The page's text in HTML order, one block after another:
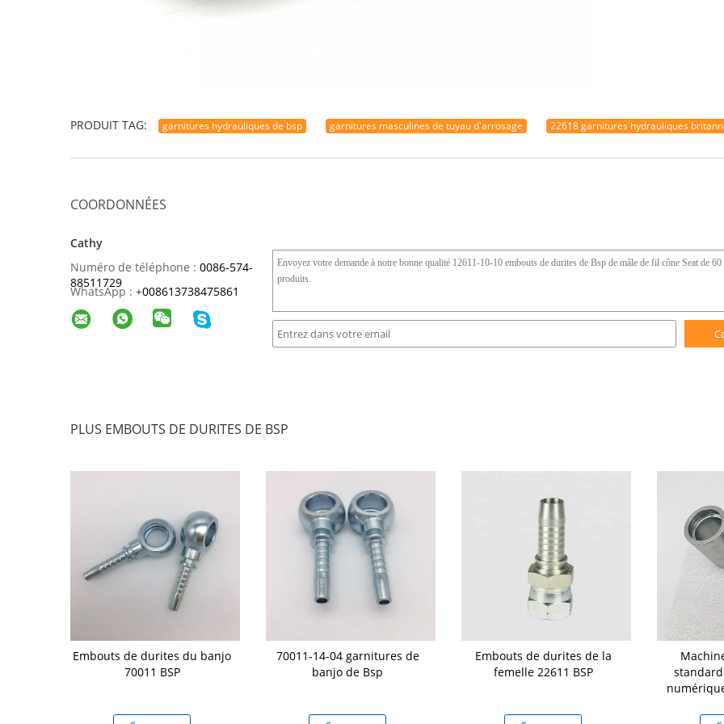
PRODUIT TAG: garnitures hydrauliques de bsp garnitures masculines de tuyau d'arrosage 22618 garnitures hydrauliques
COORDONNÉES
Cathy
Numéro de téléphone : 0086-574-
88511729
WhatsApp : +008613738475861
PLUS EMBOUTS DE DURITES DE BSP
Embouts de durites du banjo
70011 BSP
70011-14-04 garnitures de
banjo de Bsp
Embouts de durites de la
femelle 22611 BSP
cuir